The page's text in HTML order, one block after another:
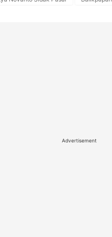
Advertisement